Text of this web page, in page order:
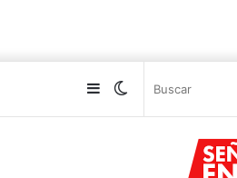
Switch
Sidebar